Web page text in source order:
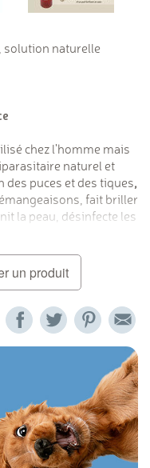
solution naturelle
chez l'homme mais
naturel et
puces et des tiques,
fait briller
la peau, désinfecte les
brosses ou les
les mains. (voir
naturel contre les
un produit